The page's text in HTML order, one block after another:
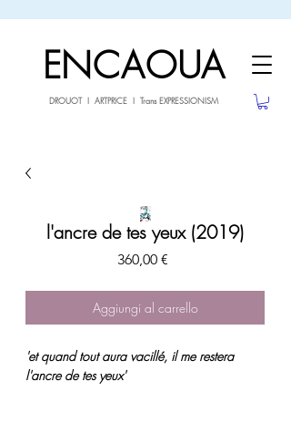
ENCAOUA
DROUOT I ARTPRICE I Trans EXPRESSIONISM
l'ancre de tes yeux (2019)
360,00 €
Aggiungi al carrello
'et quand tout aura vacillé, il me restera
l'ancre de tes yeux'